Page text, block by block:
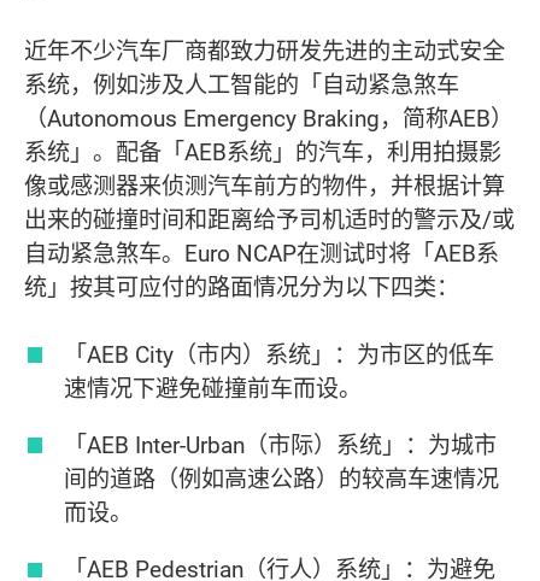
近年不少汽车厂商都致力研发先进的主动式安全
系统，例如涉及人工智能的「自动紧急煞车
（Autonomous Emergency Braking，简称AEB）
系统」。配备「AEB系统」的汽车，利用拍摄影
像或感测器来侦测汽车前方的物件，并根据计算
出来的碰撞时间和距离给予司机适时的警示及/或
自动紧急煞车。Euro NCAP在测试时将「AEB系
统」按其可应付的路面情况分为以下四类：
「AEB City（市内）系统」：为市区的低车
速情况下避免碰撞前车而设。
「AEB Inter-Urban（市际）系统」：为城市
间的道路（例如高速公路）的较高车速情况
而设。
「AEB Pedestrian（行人）系统」：为避免